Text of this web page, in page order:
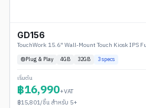
GD156
Plug & Play 4GB 32GB 3specs
เริ่มต้น
฿16,990+VAT
฿15,801/ชิ้น สำหรับ 5+